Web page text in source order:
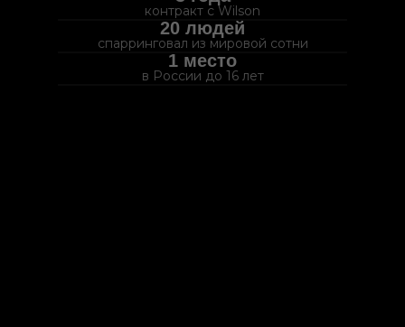
контракт с Wilson
20 людей
спарринговал из мировой сотни
1 место
в России до 16 лет